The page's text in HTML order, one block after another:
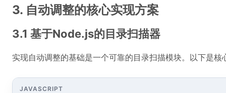
3. 自动调整的核心实现方案
3.1 基于Node.js的目录扫描器
实现自动调整的基础是一个可靠的目录扫描模块。以下是核
JAVASCRIPT